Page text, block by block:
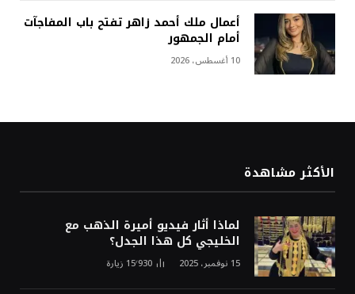
أعمال ملك أحمد زاهر تفتح باب المفاجآت
أمام الجمهور
10 أغسطس، 2026
الأكثر مشاهدة
لماذا أثار فيديو أميرة الذهب مع
الخليجي كل هذا الجدل؟
15 نوفمبر، 2025 15٬930 زيارة